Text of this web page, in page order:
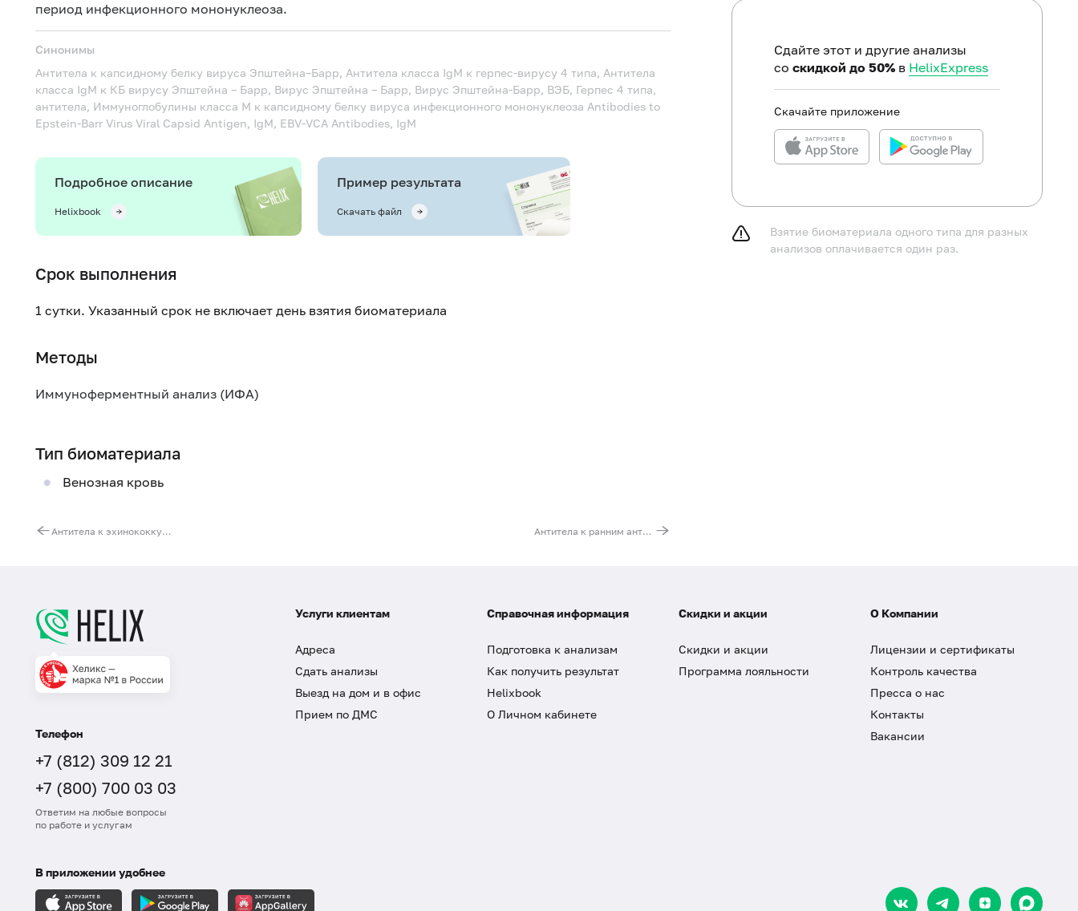
период инфекционного мононуклеоза.
Синонимы
Антитела к капсидному белку вируса Эпштейна–Барр, Антитела класса IgM к герпес-вирусу 4 типа, Антитела
класса IgM к КБ вирусу Эпштейна – Барр, Вирус Эпштейна – Барр, Вирус Эпштейна-Барр, ВЭБ, Герпес 4 типа,
антитела, Иммуноглобулины класса M к капсидному белку вируса инфекционного мононуклеоза Antibodies to
Epstein-Barr Virus Viral Capsid Antigen, IgM, EBV-VCA Antibodies, IgM
Подробное описание
Helixbook
Пример результата
Скачать файл
Срок выполнения
1 сутки. Указанный срок не включает день взятия биоматериала
Методы
Иммуноферментный анализ (ИФА)
Тип биоматериала
Венозная кровь
Антитела к эхинококку (Echinococcus, IgG) Антитела к ранним антигенам вируса Эпштейна – Барр (EBV EA, IgG)
Сдайте этот и другие анализы
со скидкой до 50% в HelixExpress
Скачайте приложение
Взятие биоматериала одного типа для разных
анализов оплачивается один раз.
Телефон
+7 (812) 309 12 21
+7 (800) 700 03 03
Ответим на любые вопросы
по работе и услугам
Услуги клиентам
Адреса
Сдать анализы
Выезд на дом и в офис
Прием по ДМС
Справочная информация
Подготовка к анализам
Как получить результат
Helixbook
О Личном кабинете
Скидки и акции
Скидки и акции
Программа лояльности
О Компании
Лицензии и сертификаты
Контроль качества
Пресса о нас
Контакты
Вакансии
В приложении удобнее